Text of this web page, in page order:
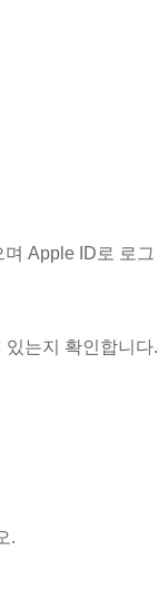
Apple ID로 로그
는지 확인합니다.
.